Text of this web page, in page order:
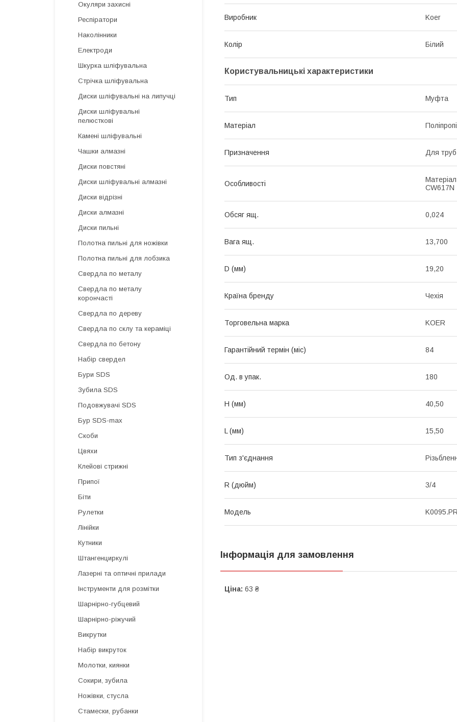
Виробник Koer
Колір Білий
Користувальницькі характеристики
Тип Муфта
Матеріал
Призначення Для труб
Особливості
CW617N
Обсяг ящ. 0,024
Вага ящ. 13,700
D (мм) 19,20
Країна бренду Чехія
Торговельна марка KOER
Гарантійний термін (міс) 84
Од. в упак. 180
H (мм) 40,50
L (мм) 15,50
Тип з'єднання
R (дюйм) 3/4
Мoдель
Інформація для замовлення
Ціна: 63 ₴
Окуляри захисні
Респіратори
Наколінники
Електроди
Шкурка шліфувальна
Стрічка шліфувальна
Диски шліфувальні на липучці
Диски шліфувальні
пелюсткові
Камені шліфувальні
Чашки алмазні
Диски повстяні
Диски шліфувальні алмазні
Диски відрізні
Диски алмазні
Диски пильні
Полотна пильні для ножівки
Полотна пильні для лобзика
Свердла по металу
Свердла по металу
корончасті
Свердла по дереву
Свердла по склу та кераміці
Свердла по бетону
Набір свердел
Бури SDS
Зубила SDS
Подовжувачі SDS
Бур SDS-max
Скоби
Цвяхи
Клейові стрижні
Припої
Біти
Рулетки
Лінійки
Кутники
Штангенциркулі
Лазерні та оптичні прилади
Інструменти для розмітки
Шарнірно-губцевий
Шарнірно-ріжучий
Викрутки
Набір викруток
Молотки, киянки
Сокири, зубила
Ножівки, стусла
Стамески, рубанки